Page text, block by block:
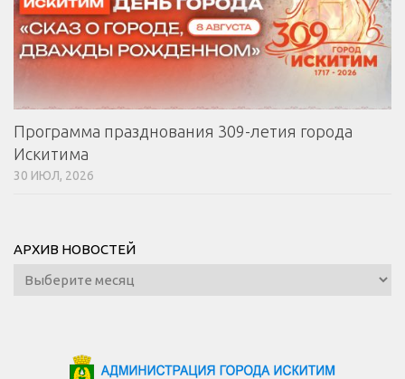
Программа празднования 309-летия города
Искитима
30 ИЮЛ, 2026
АРХИВ НОВОСТЕЙ
Архив
новостей